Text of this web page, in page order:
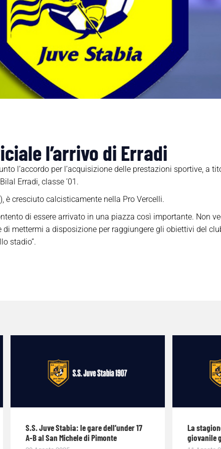
l’arrivo di Erradi
l’accordo per l’acquisizione delle prestazioni sportive, a
Erradi, classe ’01.
è cresciuto calcisticamente nella Pro Vercelli.
di essere arrivato in una piazza così importante. Non
mettermi a disposizione per raggiungere gli obiettivi del
stadio”.
S.S. Juve Stabia: le gare dell’under 17
A-B al San Michele di Pimonte
La
giovanile